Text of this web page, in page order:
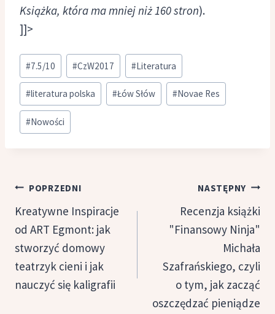
Książka, która ma mniej niż 160 stron).
]]>
Tagi
wpisu:
#7.5/10 #CzW2017 #Literatura
#literatura polska #Łów Słów #Novae Res
#Nowości
Nawigacja
wpisu
POPRZEDNI
Kreatywne Inspiracje
od ART Egmont: jak
stworzyć domowy
teatrzyk cieni i jak
nauczyć się kaligrafii
NASTĘPNY
Recenzja książki
"Finansowy Ninja"
Michała
Szafrańskiego, czyli
o tym, jak zacząć
oszczędzać pieniądze